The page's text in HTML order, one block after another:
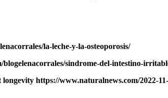
la-leche-y-la-osteoporosis/
sindrome-del-intestino-
https://www.naturalnews.com/2022-